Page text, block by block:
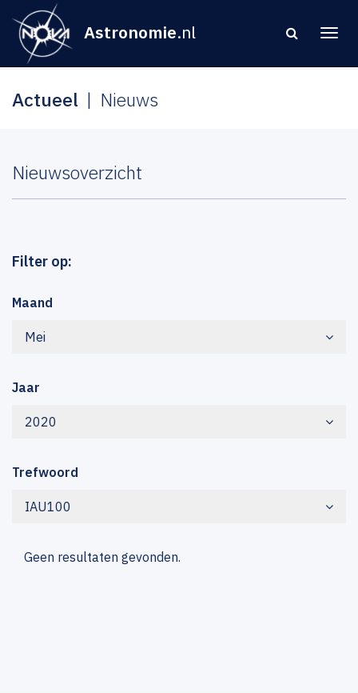
Astronomie.nl
Actueel Nieuws
Nieuwsoverzicht
Filter op:
Maand
Mei
Jaar
2020
Trefwoord
IAU100
Geen resultaten gevonden.